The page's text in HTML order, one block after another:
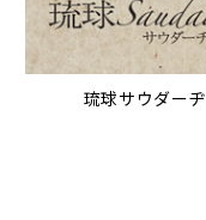
琉球サウダーヂ